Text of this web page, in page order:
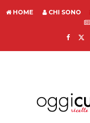
HOME CHI SONO